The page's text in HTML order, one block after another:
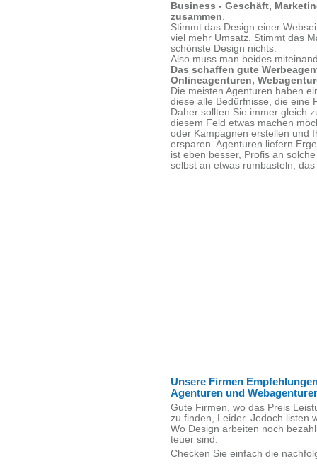
Business - Geschäft,
zusammen.
Stimmt das Design einer
viel mehr Umsatz. Stimmt das
schönste Design nichts.
Also muss man beides
Das schaffen gute
Onlineagenturen,
Die meisten Agenturen haben
diese alle Bedürfnisse, die eine
Daher sollten Sie immer gleich
diesem Feld etwas machen
oder Kampagnen erstellen und
ersparen. Agenturen liefern
ist eben besser, Profis an
selbst an etwas rumbasteln,
Unsere Firmen
Agenturen und
Gute Firmen, wo das Preis
zu finden, Leider. Jedoch listen
Wo Design arbeiten noch
teuer sind.
Checken Sie einfach die